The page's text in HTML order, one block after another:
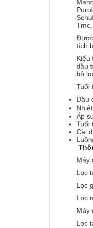
tích
Kiểu
dầu
bộ
Tuổi
Dầu
Áp
Tuổi
Cài
Máy
Lọc
Lọc
Lọc
Máy
Lọc